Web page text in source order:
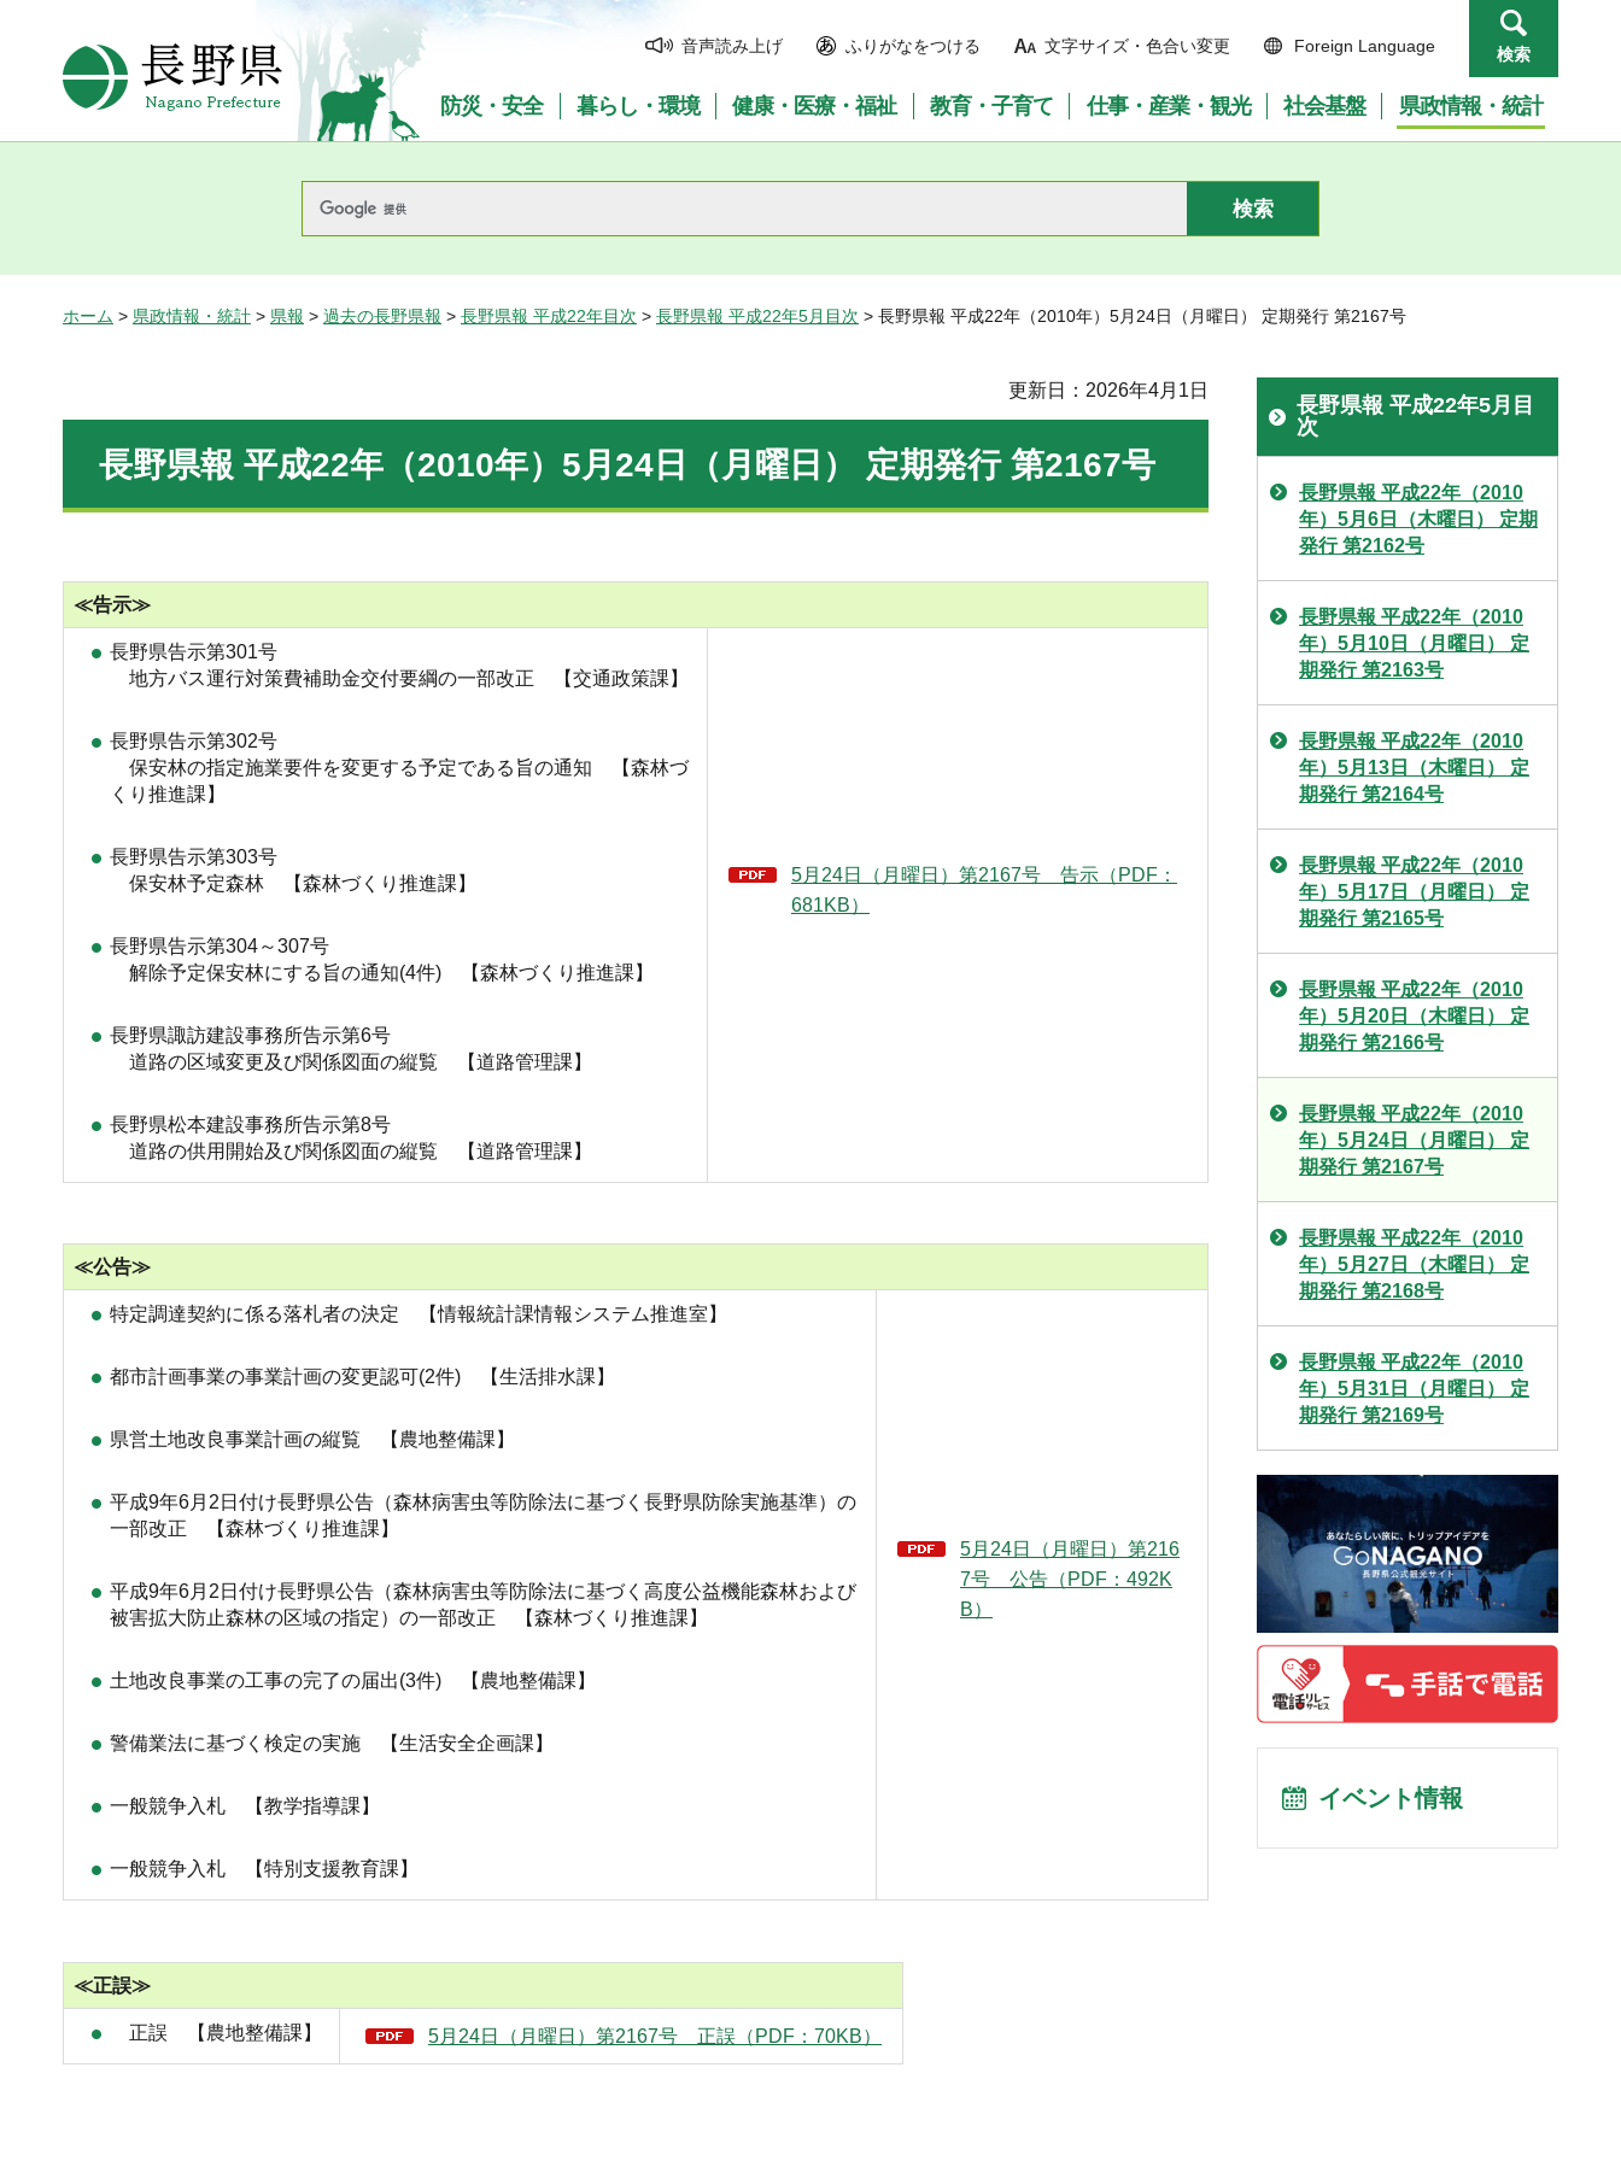
長野県Nagano Prefecture
音声読み上げ ふりがなをつける 文字サイズ・色合い変更 Foreign Language 検索
防災・安全 暮らし・環境 健康・医療・福祉 教育・子育て 仕事・産業・観光 社会基盤 県政情報・統計
ホーム > 県政情報・統計 > 県報 > 過去の長野県報 > 長野県報 平成22年目次 > 長野県報 平成22年5月目次 > 長野県報 平成22年（2010年）5月24日（月曜日） 定期発行 第2167号
更新日：2026年4月1日
長野県報 平成22年（2010年）5月24日（月曜日） 定期発行 第2167号
≪告示≫
長野県告示第301号
地方バス運行対策費補助金交付要綱の一部改正 【交通政策課】
長野県告示第302号
保安林の指定施業要件を変更する予定である旨の通知 【森林づ
くり推進課】
長野県告示第303号
保安林予定森林 【森林づくり推進課】
長野県告示第304～307号
解除予定保安林にする旨の通知(4件) 【森林づくり推進課】
長野県諏訪建設事務所告示第6号
道路の区域変更及び関係図面の縦覧 【道路管理課】
長野県松本建設事務所告示第8号
道路の供用開始及び関係図面の縦覧 【道路管理課】
5月24日（月曜日）第2167号 告示（PDF：
681KB）
≪公告≫
特定調達契約に係る落札者の決定 【情報統計課情報システム推進室】
都市計画事業の事業計画の変更認可(2件) 【生活排水課】
県営土地改良事業計画の縦覧 【農地整備課】
平成9年6月2日付け長野県公告（森林病害虫等防除法に基づく長野県防除実施基準）の
一部改正 【森林づくり推進課】
平成9年6月2日付け長野県公告（森林病害虫等防除法に基づく高度公益機能森林および
被害拡大防止森林の区域の指定）の一部改正 【森林づくり推進課】
土地改良事業の工事の完了の届出(3件) 【農地整備課】
警備業法に基づく検定の実施 【生活安全企画課】
一般競争入札 【教学指導課】
一般競争入札 【特別支援教育課】
5月24日（月曜日）第216
7号 公告（PDF：492K
B）
≪正誤≫
正誤 【農地整備課】 5月24日（月曜日）第2167号 正誤（PDF：70KB）
長野県報 平成22年5月目
次
長野県報 平成22年（2010
年）5月6日（木曜日） 定期
発行 第2162号
長野県報 平成22年（2010
年）5月10日（月曜日） 定
期発行 第2163号
長野県報 平成22年（2010
年）5月13日（木曜日） 定
期発行 第2164号
長野県報 平成22年（2010
年）5月17日（月曜日） 定
期発行 第2165号
長野県報 平成22年（2010
年）5月20日（木曜日） 定
期発行 第2166号
長野県報 平成22年（2010
年）5月24日（月曜日） 定
期発行 第2167号
長野県報 平成22年（2010
年）5月27日（木曜日） 定
期発行 第2168号
長野県報 平成22年（2010
年）5月31日（月曜日） 定
期発行 第2169号
イベント情報